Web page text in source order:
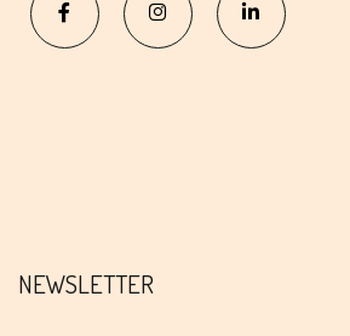
NEWSLETTER